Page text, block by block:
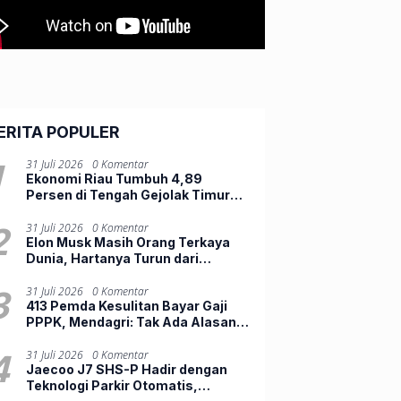
POPULER
31 Juli 2026
0 Komentar
Ekonomi Riau Tumbuh 4,89
Persen di Tengah Gejolak Timur
Lemah
31 Juli 2026
0 Komentar
Elon Musk Masih Orang Terkaya
Dunia, Hartanya Turun dari
Triliun
31 Juli 2026
0 Komentar
413 Pemda Kesulitan Bayar Gaji
PPPK, Mendagri: Tak Ada Alasan
31 Juli 2026
0 Komentar
Jaecoo J7 SHS-P Hadir dengan
Teknologi Parkir Otomatis,